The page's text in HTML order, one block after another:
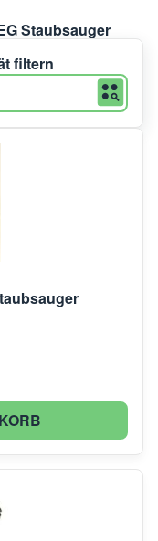
Staubsauger
filtern